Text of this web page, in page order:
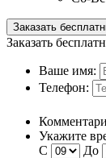
Заказать
Заказать
Ваше имя:
Телефон:
Укажите
С
До